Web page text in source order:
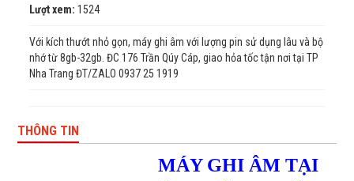
Lượt xem: 1524
Với kích thướt nhỏ gọn, máy ghi âm với lượng pin sử dụng lâu và bộ
nhớ từ 8gb-32gb. ĐC 176 Trần Qúy Cáp, giao hỏa tốc tận nơi tại TP
Nha Trang ĐT/ZALO 0937 25 1919
THÔNG TIN
MÁY GHI ÂM TẠI